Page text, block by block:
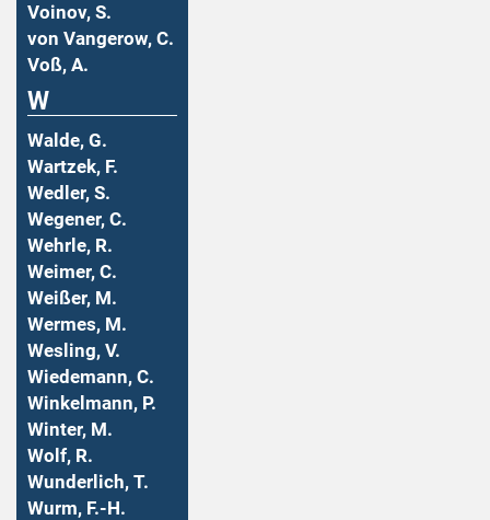
Voinov, S.
von Vangerow, C.
Voß, A.
W
Walde, G.
Wartzek, F.
Wedler, S.
Wegener, C.
Wehrle, R.
Weimer, C.
Weißer, M.
Wermes, M.
Wesling, V.
Wiedemann, C.
Winkelmann, P.
Winter, M.
Wolf, R.
Wunderlich, T.
Wurm, F.-H.